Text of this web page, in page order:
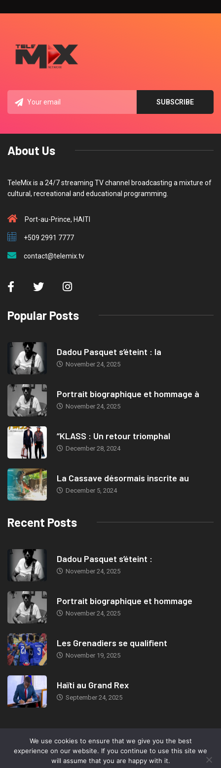
About Us
TeleMix is a 24/7 streaming TV channel broadcasting a mixture of
cultural, recreational and educational programming.
Port-au-Prince, HAITI
+509 2991 7777
contact@telemix.tv
Popular Posts
Dadou Pasquet s’éteint : la
November 24, 2025
Portrait biographique et hommage à
November 24, 2025
“KLASS : Un retour triomphal
December 28, 2024
La Cassave désormais inscrite au
December 5, 2024
Recent Posts
Dadou Pasquet s’éteint :
November 24, 2025
Portrait biographique et hommage
November 24, 2025
Les Grenadiers se qualifient
November 19, 2025
Haïti au Grand Rex
September 24, 2025
© 2019, TeleMIX Haiti- All rights reserved. Webdesign: Marc-Eden
Jeudy.
We use cookies to ensure that we give you the best
experience on our website. If you continue to use this site we
will assume that you are happy with it.